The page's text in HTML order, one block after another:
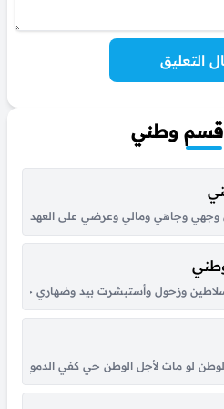
التعليق
قسم وطني
وجاهي ومالي وعرضي على العهد والله
وزحول وأستبشرت بيد وضهاري خبر
لو مات لأجل الوطن حي كفي الدموع